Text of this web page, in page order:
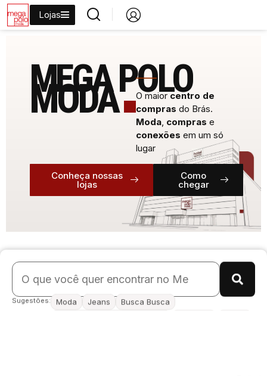
Lojas
MEGA POLO
MODA
_____
O maior centro de
compras do Brás.
Moda, compras e
conexões em um só
lugar
Conheça nossas
lojas
Como
chegar
Sugestões: Moda Jeans
Busca Busca